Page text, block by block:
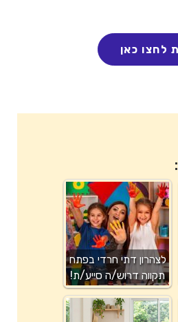
לצהרון דתי חרדי בפתח
תקווה דרוש/ה סייע/ת!